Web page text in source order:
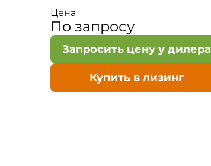
Цена
По запросу
Запросить цену у дилера
Купить в лизинг